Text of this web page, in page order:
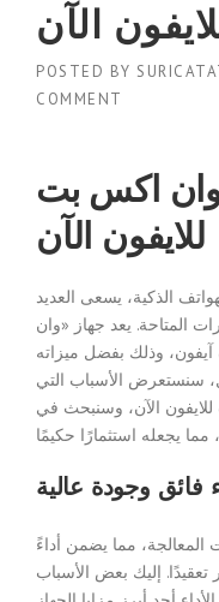
الآن
POSTED BY
COMMENT
وان اكس بت
للايفون الآن
الذكية، يسعى العديد
المتاحة. يعد جهاز «وان
وذلك بفضل ميزاته
سنستعرض الأسباب التي
الآن، وسنبحث في
فائق وجودة عالية
مما يضمن أداءً
تعقيدًا. إليك بعض الأسباب